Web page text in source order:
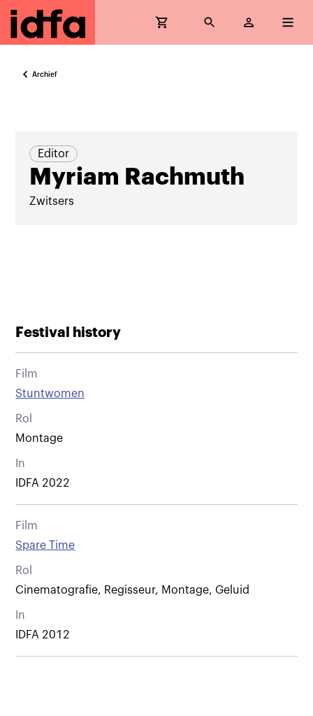
Archief
Editor
Myriam Rachmuth
Zwitsers
Festival history
Film
Stuntwomen
Rol
Montage
In
IDFA 2022
Film
Spare Time
Rol
Cinematografie, Regisseur, Montage, Geluid
In
IDFA 2012